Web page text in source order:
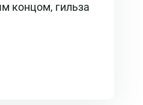
концом, гильза